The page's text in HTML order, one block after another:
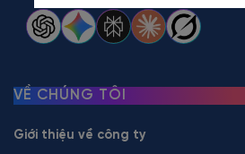
VỀ CHÚNG TÔI
Giới thiệu về công ty